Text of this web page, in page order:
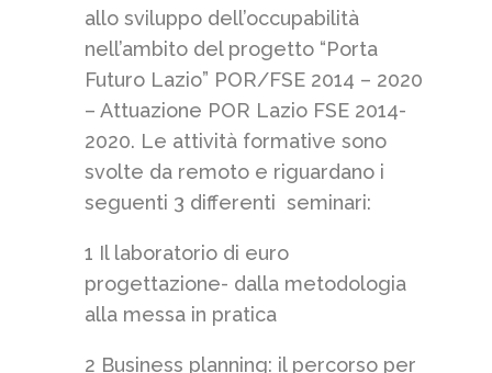
allo sviluppo dell’occupabilità
nell’ambito del progetto “Porta
Futuro Lazio” POR/FSE 2014 – 2020
– Attuazione POR Lazio FSE 2014-
2020. Le attività formative sono
svolte da remoto e riguardano i
seguenti 3 differenti seminari:
1 Il laboratorio di euro
progettazione- dalla metodologia
alla messa in pratica
2 Business planning: il percorso per